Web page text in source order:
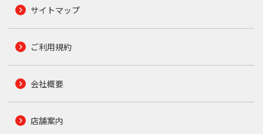
サイトマップ
ご利用規約
会社概要
店舗案内